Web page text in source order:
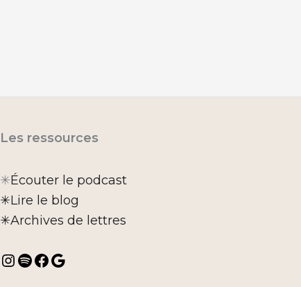
Les ressources
✳︎Écouter le podcast
✳︎Lire le blog
✳︎Archives de lettres